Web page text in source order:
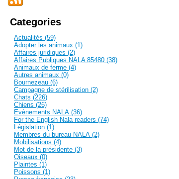
Categories
Actualités (59)
Adopter les animaux (1)
Affaires juridiques (2)
Affaires Publiques NALA 85480 (38)
Animaux de ferme (4)
Autres animaux (0)
Bournezeau (6)
Campagne de stérilisation (2)
Chats (226)
Chiens (26)
Evènements NALA (36)
For the English Nala readers (74)
Législation (1)
Membres du bureau NALA (2)
Mobilisations (4)
Mot de la présidente (3)
Oiseaux (0)
Plaintes (1)
Poissons (1)